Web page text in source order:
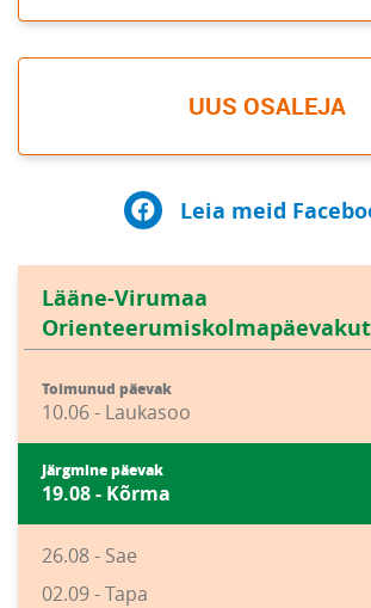
UUS OSALEJA
Leia meid
Lääne-Virumaa
Toimunud päevak
10.06 - Laukasoo
Järgmine päevak
19.08 - Kõrma
26.08 - Sae
02.09 - Tapa